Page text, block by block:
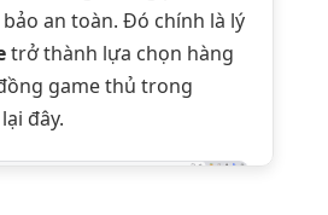
an toàn. Đó chính là lý
trở thành lựa chọn hàng
game thủ trong
đây.